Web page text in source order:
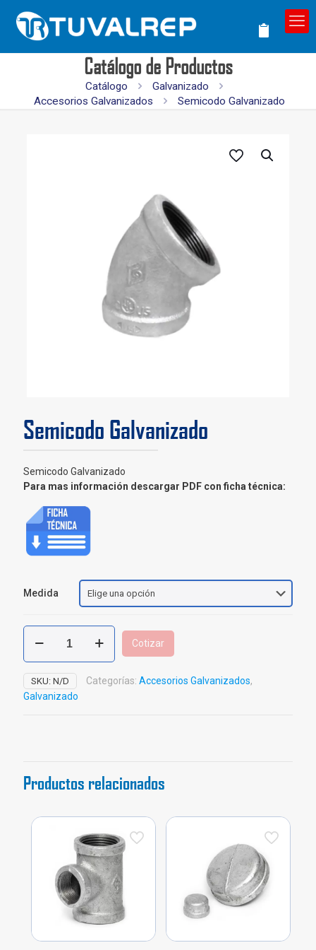
Catálogo de Productos
Catálogo
Galvanizado
Accesorios Galvanizados
Semicodo Galvanizado
Semicodo Galvanizado
Semicodo Galvanizado
Para mas información descargar PDF con ficha técnica:
Medida
Semicodo
Galvanizado
cantidad
Cotizar
SKU: N/D Categorías: Accesorios Galvanizados,
Galvanizado
Productos relacionados